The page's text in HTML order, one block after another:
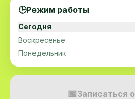
🕒Режим работы
Сегодня
Воскресенье
Понедельник
📅Записаться